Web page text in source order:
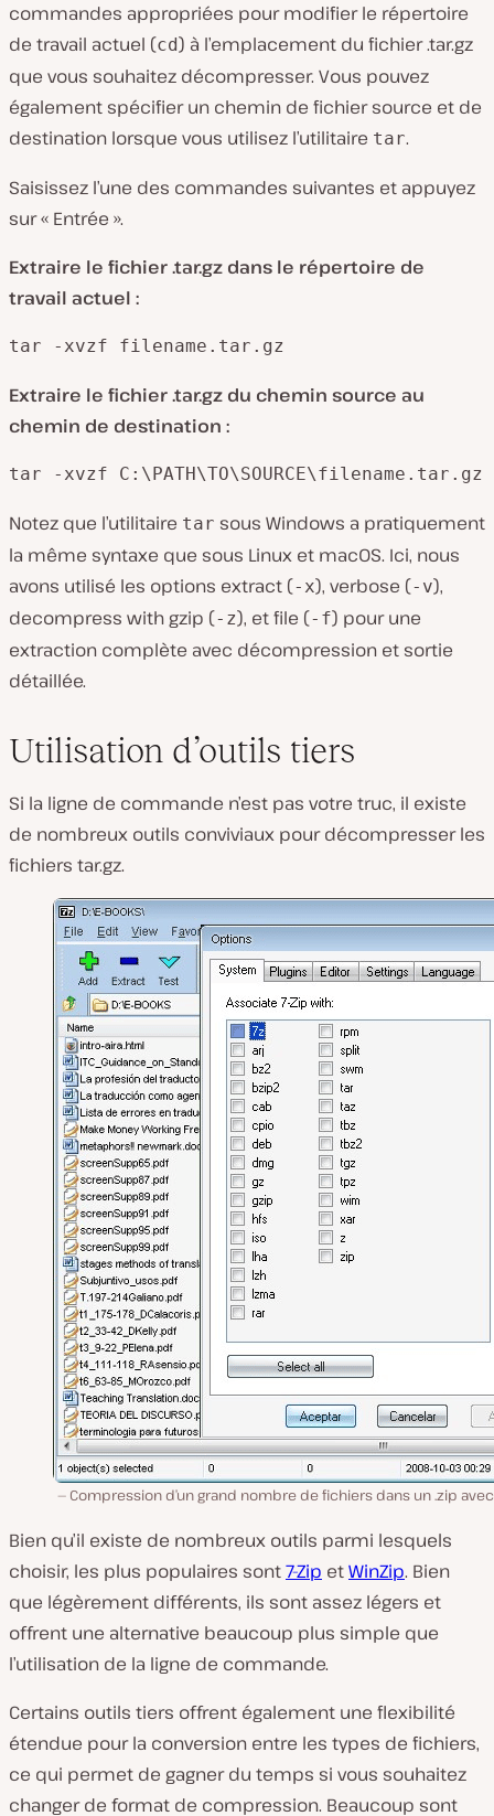
commandes appropriées pour modifier le répertoire
de travail actuel (cd) à l’emplacement du fichier .tar.gz
que vous souhaitez décompresser. Vous pouvez
également spécifier un chemin de fichier source et de
destination lorsque vous utilisez l’utilitaire tar.
Saisissez l’une des commandes suivantes et appuyez
sur « Entrée ».
Extraire le fichier .tar.gz dans le répertoire de
travail actuel :
tar -xvzf filename.tar.gz
Extraire le fichier .tar.gz du chemin source au
chemin de destination :
tar -xvzf C:\PATH\TO\SOURCE\filename.tar.gz -
Notez que l’utilitaire tar sous Windows a pratiquement
la même syntaxe que sous Linux et macOS. Ici, nous
avons utilisé les options extract (-x), verbose (-v),
decompress with gzip (-z), et file (-f) pour une
extraction complète avec décompression et sortie
détaillée.
Utilisation d’outils tiers
Si la ligne de commande n’est pas votre truc, il existe
de nombreux outils conviviaux pour décompresser les
fichiers tar.gz.
Compression d’un grand nombre de fichiers dans un .zip
Bien qu’il existe de nombreux outils parmi lesquels
choisir, les plus populaires sont7-Zip etWinZip. Bien
que légèrement différents, ils sont assez légers et
offrent une alternative beaucoup plus simple que
l’utilisation de la ligne de commande.
Certains outils tiers offrent également une flexibilité
étendue pour la conversion entre les types de fichiers,
ce qui permet de gagner du temps si vous souhaitez
changer de format de compression. Beaucoup sont